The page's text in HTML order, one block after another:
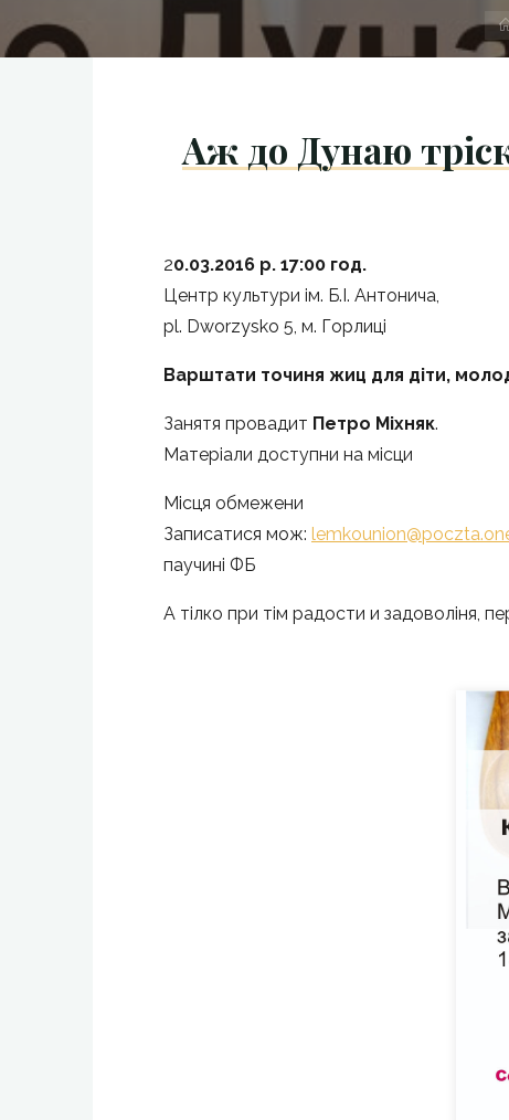
Аж до Дунаю
20.03.2016 р. 17:00 год.
Центр культури ім. Б.І. Антонича,
pl. Dworzysko 5, м. Горлиці
Варштати точиня жиц для діти,
Занятя провадит Петро Міхняк.
Матеріали доступни на місци
Місця обмежени
Записатися мож:
паучині ФБ
А тілко при тім радости и задоволіня,